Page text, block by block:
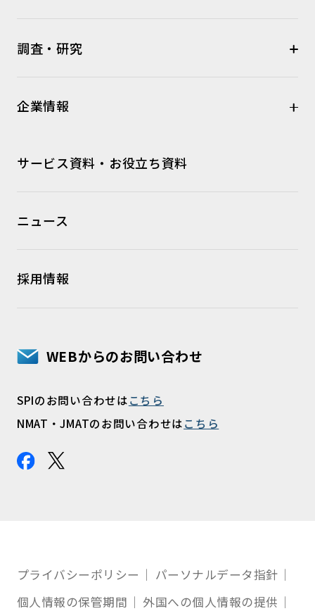
調査・研究
企業情報
サービス資料・お役立ち資料
ニュース
採用情報
WEBからのお問い合わせ
SPIのお問い合わせはこちら
NMAT・JMATのお問い合わせはこちら
プライバシーポリシー
パーソナルデータ指針
個人情報の保管期間
外国への個人情報の提供